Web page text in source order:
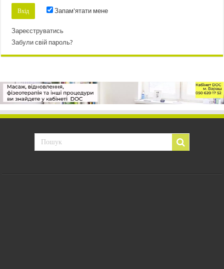
Запам'ятати мене
Зареєструватись
Забули свій пароль?